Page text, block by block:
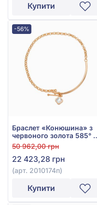
Купити
-56%
Браслет «Конюшина» з
червоного золота 585° з
перламутром, арт.
2010174п
50 962,00 грн
22 423,28 грн
(арт. 2010174п)
Купити